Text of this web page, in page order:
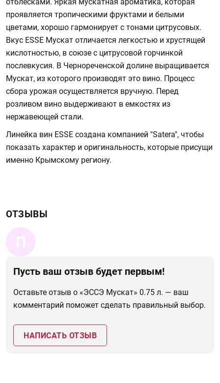
проявляется тропическими фруктами и белыми
цветами, хорошо гармонирует с тонами цитрусовых.
Вкус ESSE Мускат отличается легкостью и хрустящей
кислотностью, в союзе с цитрусовой горчинкой
послевкусия. В Чернореченской долине выращивается
Мускат, из которого производят это вино. Процесс
сбора урожая осуществляется вручную. Перед
розливом вино выдерживают в емкостях из
нержавеющей стали.
Линейка вин ESSE создана компанией "Satera", чтобы
показать характер и оригинальность, которые присущи
именно Крымскому региону.
ОТЗЫВЫ
П
Пусть ваш отзыв будет первым!
Оставьте отзыв о «ЭССЭ Мускат» 0.75 л. — ваш
комментарий поможет сделать правильный выбор.
НАПИСАТЬ ОТЗЫВ